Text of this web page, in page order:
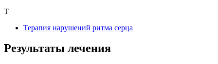
Т
Терапия нарушений ритма серца
Результаты лечения